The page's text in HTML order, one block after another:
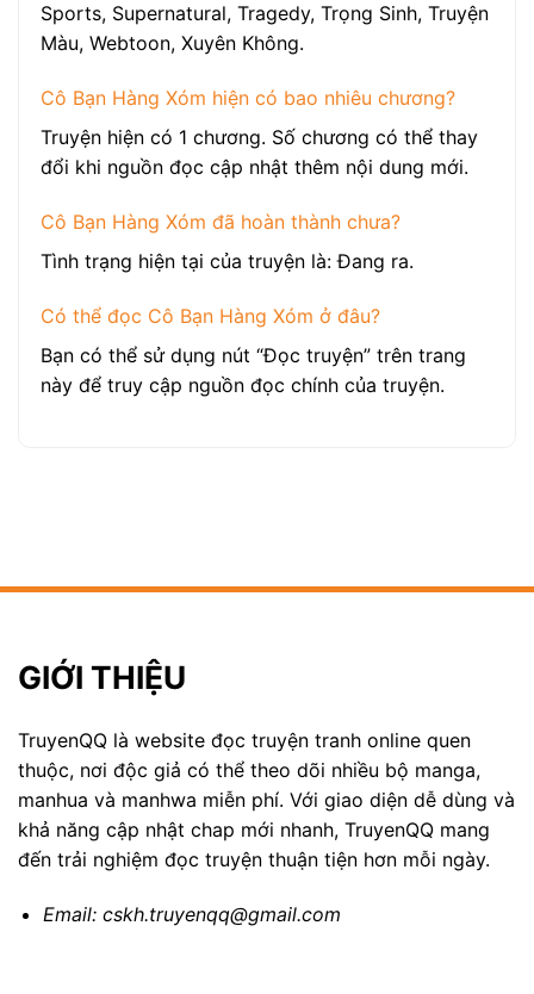
Sports, Supernatural, Tragedy, Trọng Sinh, Truyện
Màu, Webtoon, Xuyên Không.
Cô Bạn Hàng Xóm hiện có bao nhiêu chương?
Truyện hiện có 1 chương. Số chương có thể thay
đổi khi nguồn đọc cập nhật thêm nội dung mới.
Cô Bạn Hàng Xóm đã hoàn thành chưa?
Tình trạng hiện tại của truyện là: Đang ra.
Có thể đọc Cô Bạn Hàng Xóm ở đâu?
Bạn có thể sử dụng nút “Đọc truyện” trên trang
này để truy cập nguồn đọc chính của truyện.
GIỚI THIỆU
TruyenQQ là website đọc truyện tranh online quen
thuộc, nơi độc giả có thể theo dõi nhiều bộ manga,
manhua và manhwa miễn phí. Với giao diện dễ dùng và
khả năng cập nhật chap mới nhanh, TruyenQQ mang
đến trải nghiệm đọc truyện thuận tiện hơn mỗi ngày.
Email: cskh.truyenqq@gmail.com